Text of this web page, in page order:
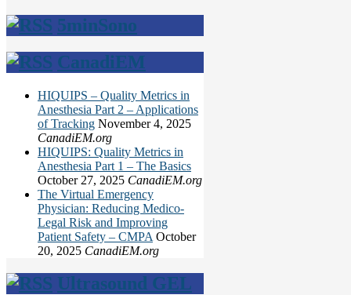
5minSono
CanadiEM
HIQUIPS – Quality Metrics in
Anesthesia Part 2 – Applications
of Tracking November 4, 2025
CanadiEM.org
HIQUIPS: Quality Metrics in
Anesthesia Part 1 – The Basics
October 27, 2025 CanadiEM.org
The Virtual Emergency
Physician: Reducing Medico-
Legal Risk and Improving
Patient Safety – CMPA October
20, 2025 CanadiEM.org
Ultrasound GEL